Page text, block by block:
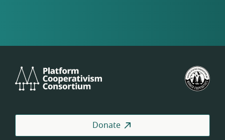
Cooperativism
Donate